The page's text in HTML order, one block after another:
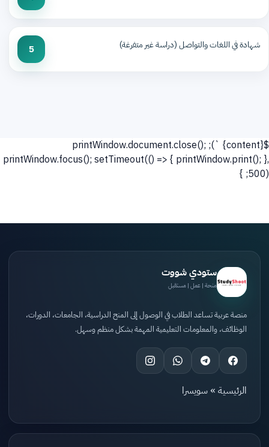
شهادة في اللغات والتواصل (دراسة غير متفرغة) 5
${content}
`); printWindow.document.close();
printWindow.focus(); setTimeout(() => { printWindow.print(); },
500); }
ستودي شووت
منحة | عمل | مستقبل
منصة عربية تساعد الطلاب في الوصول إلى المنح الدراسية، الجامعات، الدورات،
الوظائف، والمعلومات التعليمية المهمة بشكل منظم وسهل.
الرئيسية » سويسرا